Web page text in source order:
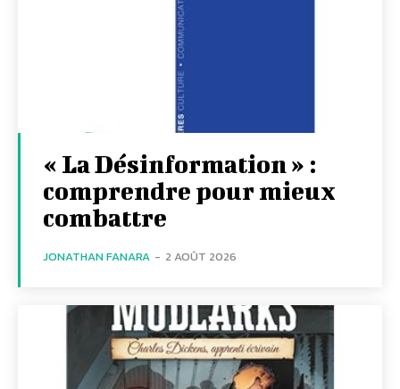
« La Désinformation » :
comprendre pour mieux
combattre
JONATHAN FANARA - 2 AOÛT 2026